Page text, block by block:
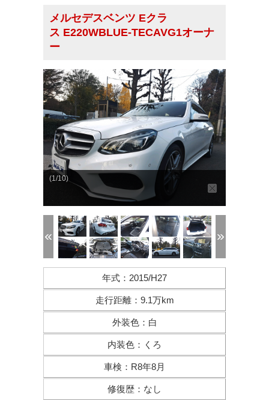
メルセデスベンツ Eクラ
ス E220WBLUE-TECAVG1オーナ
ー
(1/10)
年式 ： 2015/H27
走行距離： 9.1万km
外装色： 白
内装色 ： くろ
車検 ： R8年8月
修復歴 ： なし